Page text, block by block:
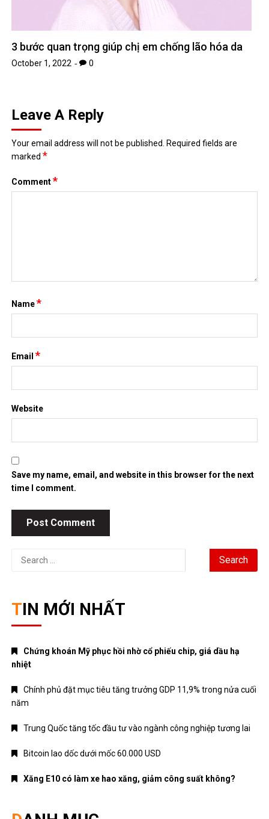
3 bước quan trọng giúp chị em chống lão hóa da
October 1, 2022 0
Leave A Reply
Your email address will not be published.
Required fields are
marked*
Comment*
Name*
Email*
Website
Save my name, email, and website in this browser for the next
time I comment.
Search
TIN MỚI NHẤT
Chứng khoán Mỹ phục hồi nhờ cổ phiếu chip, giá dầu hạ
nhiệt
Chính phủ đặt mục tiêu tăng trưởng GDP 11,9% trong nửa cuối
năm
Trung Quốc tăng tốc đầu tư vào ngành công nghiệp tương lai
Bitcoin lao dốc dưới mốc 60.000 USD
Xăng E10 có làm xe hao xăng, giảm công suất không?